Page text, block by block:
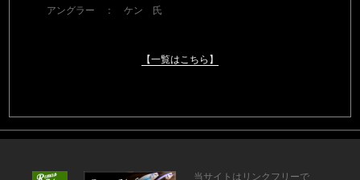
アングラー ： ケン 氏
【一覧はこちら】
当サイトはリンクフリーで